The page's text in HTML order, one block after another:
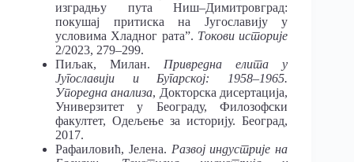
изградњу пута Ниш–Димитровград:
покушај притиска на Југославију у
условима Хладног рата”. Токови историје
2/2023, 279–299.
Пиљак, Милан. Привредна елита у
Југославији и Бугарској: 1958–1965.
Упоредна анализа, Докторска дисертација,
Универзитет у Београду, Филозофски
факултет, Одељење за историју. Београд,
2017.
Рафаиловић, Јелена. Развој индустрије на